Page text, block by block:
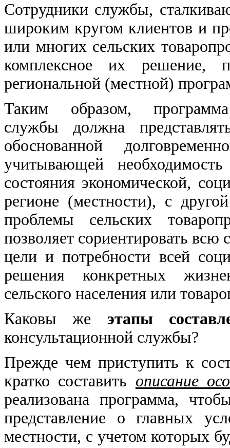
Сотрудники службы,
широким кругом клиентов и
или многих сельских
комплексное их решение,
региональной (местной)
Таким образом, программа
службы должна
обоснованной
учитывающей
состояния экономической,
регионе (местности), с
проблемы сельских
позволяет сориентировать всю
цели и потребности всей
решения конкретных
сельского населения или
Каковы же этапы
консультационной службы?
Прежде чем приступить к
кратко составить описание
реализована программа,
представление о главных
местности, с учетом которых